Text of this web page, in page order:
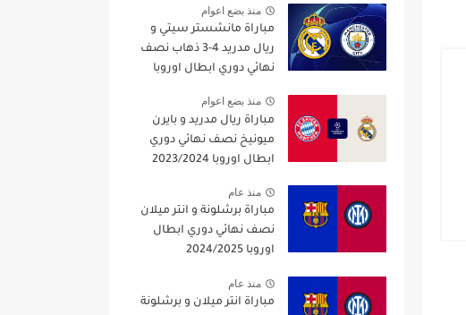
منذ بضع اعوام
مباراة مانشستر سيتي و
ريال مدريد 4-3 ذهاب نصف
نهائي دوري ابطال اوروبا
منذ بضع اعوام
مباراة ريال مدريد و بايرن
ميونيخ نصف نهائي دوري
ابطال اوروبا 2023/2024
منذ عام
مباراة برشلونة و انتر ميلان
نصف نهائي دوري ابطال
اوروبا 2024/2025
منذ عام
مباراة انتر ميلان و برشلونة